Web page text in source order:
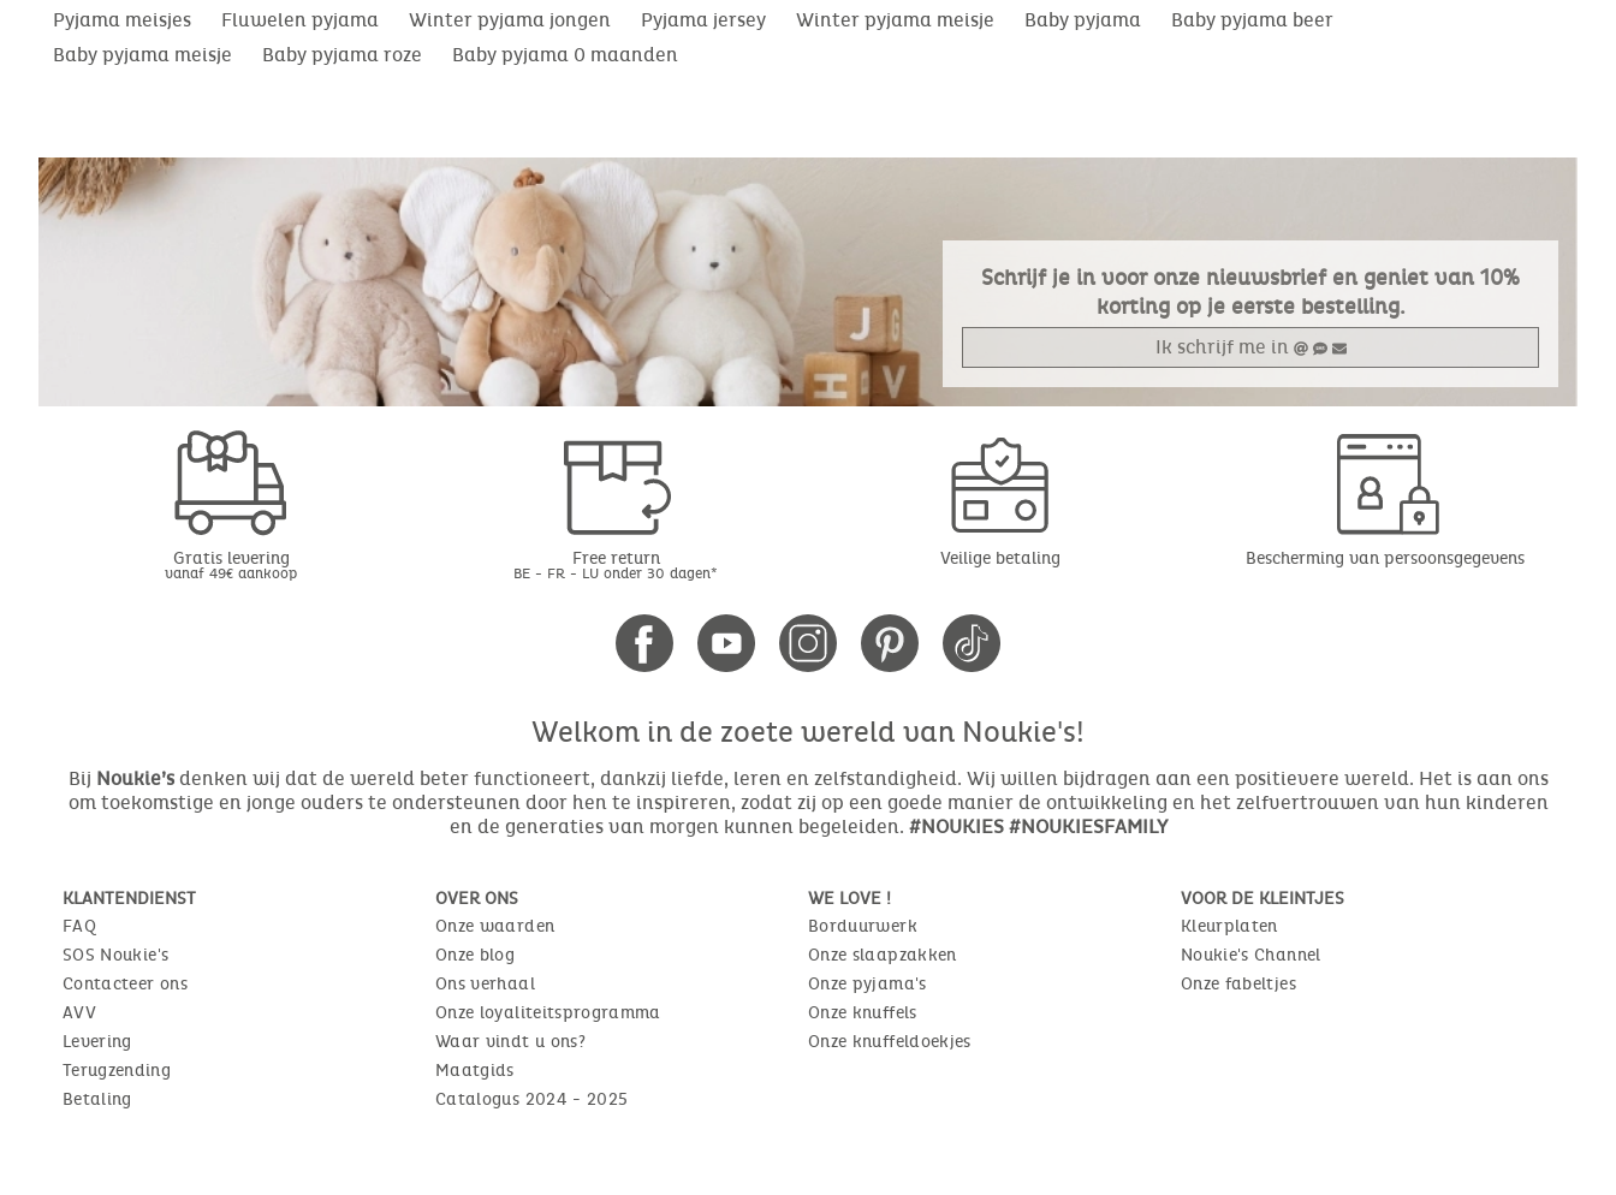
Pyjama meisjes
Fluwelen pyjama Winter pyjama jongen Pyjama jersey Winter pyjama meisje Baby pyjama
Baby pyjama beer
Baby pyjama meisje
Baby pyjama roze Baby pyjama 0 maanden
Schrijf je in voor onze nieuwsbrief en geniet van 10%
korting op je eerste bestelling.
Ik schrijf me in
Gratis levering
vanaf 49€ aankoop
Free return
BE - FR - LU onder 30 dagen*
Veilige betaling Bescherming van persoonsgegevens
Welkom in de zoete wereld van Noukie's!
Bij Noukie’sdenken wij dat de wereld beter functioneert, dankzij liefde, leren en zelfstandigheid. Wij willen bijdragen aan een positievere wereld. Het is aan ons
om toekomstige en jonge ouders te ondersteunen door hen te inspireren, zodat zij op een goede manier de ontwikkeling en het zelfvertrouwen van hun kinderen
en de generaties van morgen kunnen begeleiden. #NOUKIES #NOUKIESFAMILY
KLANTENDIENST
FAQ
SOS Noukie's
Contacteer ons
AVV
Levering
Terugzending
Betaling
OVER ONS
Onze waarden
Onze blog
Ons verhaal
Onze loyaliteitsprogramma
Waar vindt u ons?
Maatgids
Catalogus 2024 - 2025
WE LOVE !
Borduurwerk
Onze slaapzakken
Onze pyjama's
Onze knuffels
Onze knuffeldoekjes
VOOR DE KLEINTJES
Kleurplaten
Noukie's Channel
Onze fabeltjes